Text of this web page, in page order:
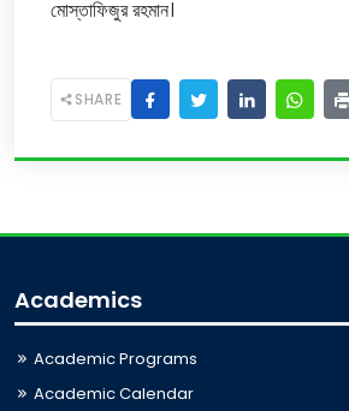
মোস্তাফিজুর রহমান।
SHARE
Academics
Academic Programs
Academic Calendar